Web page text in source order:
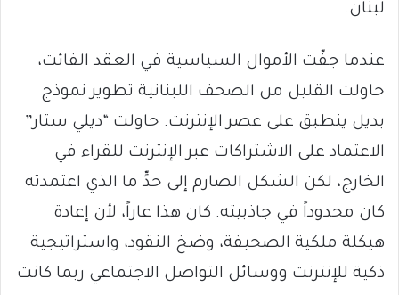
لبنان.
عندما جفّت الأموال السياسية في العقد الفائت،
حاولت القليل من الصحف اللبنانية تطوير نموذج
بديل ينطبق على عصر الإنترنت. حاولت “ديلي ستار”
الاعتماد على الاشتراكات عبر الإنترنت للقراء في
الخارج، لكن الشكل الصارم إلى حدٍّ ما الذي اعتمدته
كان محدوداً في جاذبيته. كان هذا عاراً، لأن إعادة
هيكلة ملكية الصحيفة، وضخ النقود، واستراتيجية
ذكية للإنترنت ووسائل التواصل الاجتماعي ربما كانت